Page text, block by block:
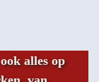
alles op